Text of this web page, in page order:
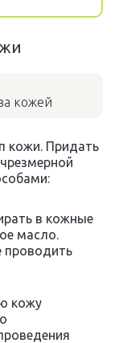
кожей
кожи. Придать
в кожные
масло.
проводить
кожу